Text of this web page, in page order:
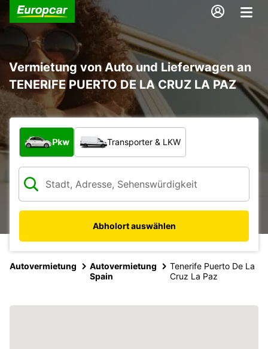
Vermietung von Auto und Lieferwagen an
TENERIFE PUERTO DE LA CRUZ LA PAZ
Welche Art von Fahrzeug?
Pkw Transporter & LKW
Abholort auswählen
Autovermietung
Autovermietung
Spain
Tenerife Puerto De La
Cruz La Paz